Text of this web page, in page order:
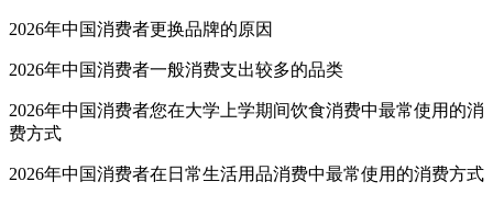
2026年中国消费者更换品牌的原因
2026年中国消费者一般消费支出较多的品类
2026年中国消费者您在大学上学期间饮食消费中最常使用的消
费方式
2026年中国消费者在日常生活用品消费中最常使用的消费方式